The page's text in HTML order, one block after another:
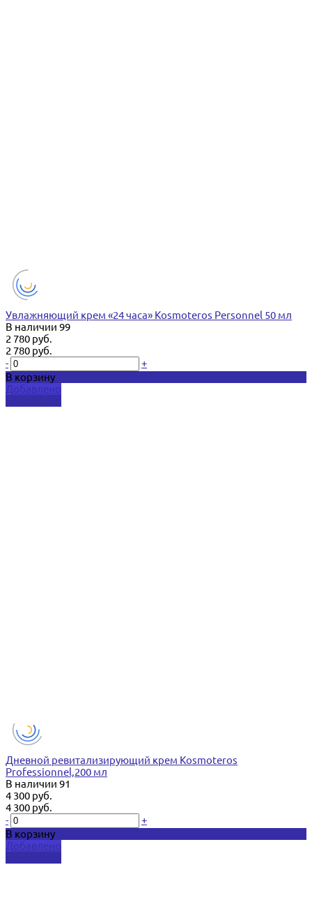
Увлажняющий крем «24 часа» Kosmoteros Personnel 50 мл
В наличии 99
2 780 руб.
2 780 руб.
-
+
В корзину
Добавлено
Дневной ревитализирующий крем Kosmoteros
Professionnel,200 мл
В наличии 91
4 300 руб.
4 300 руб.
-
+
В корзину
Добавлено